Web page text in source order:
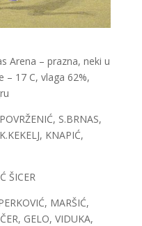
Arena – prazna, neki u
– 17 C, vlaga 62%,
S.BRNAS,
KNAPIĆ,
ŠICER
MARŠIĆ,
GELO, VIDUKA,